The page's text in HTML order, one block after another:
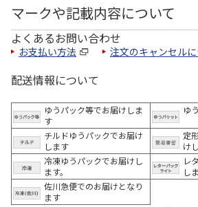
マークや記載内容について
よくあるお問い合わせ
お支払い方法 注文のキャンセル
配送情報について
ゆうパック等でお届けしま
す
ゆ
チルドゆうパックでお届け
します
定
け
冷凍ゆうパックでお届けし
ます。
レ
し
佐川急便でのお届けとなり
ます